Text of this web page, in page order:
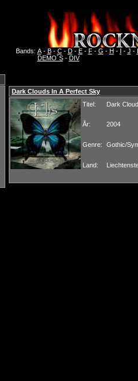
Bands: A- B- C- D- E- F- G - H - I - J -
DEMO´S- DIV
Dark Clouds In A Perfect Sky
Titel:
Dark
År: 2004
Genre: Gothic/
Land: